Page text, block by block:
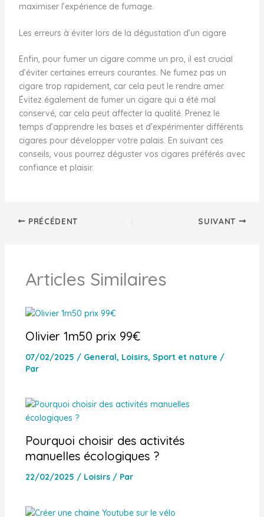
maximiser l’expérience de fumage.
Les erreurs à éviter lors de la dégustation d’un cigare
Enfin, pour fumer un cigare comme un pro, il est crucial
d’éviter certaines erreurs courantes. Ne fumez pas un
cigare trop rapidement, car cela peut le rendre amer.
Évitez également de fumer un cigare qui a été mal
conservé, car cela peut affecter la qualité. Prenez le
temps d’apprendre les bases et d’expérimenter différents
cigares pour développer votre palais. En suivant ces
conseils, vous pourrez déguster vos cigares préférés avec
confiance et plaisir.
PRÉCÉDENT SUIVANT
Articles Similaires
Olivier 1m50 prix 99€
07/02/2025 / General, Loisirs, Sport et nature /
Par
Pourquoi choisir des activités
manuelles écologiques ?
22/02/2025 / Loisirs/ Par